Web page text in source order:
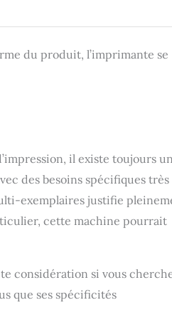
du produit, l’imprimante se
il existe toujours un
des besoins spécifiques très
exemplaires justifie
cette machine pourrait
considération si vous
que ses spécificités